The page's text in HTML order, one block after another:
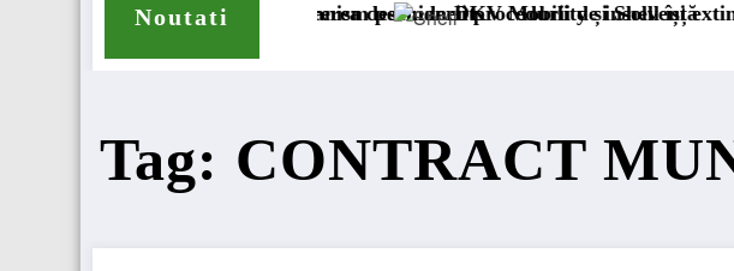
Noutati
a accizei în mecanism permanent
București cererea deschiderii procedurii de insolvență
DKV Mobility și Shell își extind
Tag: CONTRACT